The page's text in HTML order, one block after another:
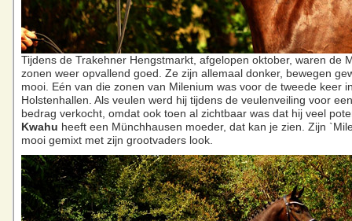
Tijdens de Trakehner Hengstmarkt, afgelopen oktober, waren de
zonen weer opvallend goed. Ze zijn allemaal donker, bewegen
mooi. Eén van die zonen van Milenium was voor de tweede keer
Holstenhallen. Als veulen werd hij tijdens de veulenveiling voor
bedrag verkocht, omdat ook toen al zichtbaar was dat hij veel
Kwahu heeft een Münchhausen moeder, dat kan je zien. Zijn
mooi gemixt met zijn grootvaders look.